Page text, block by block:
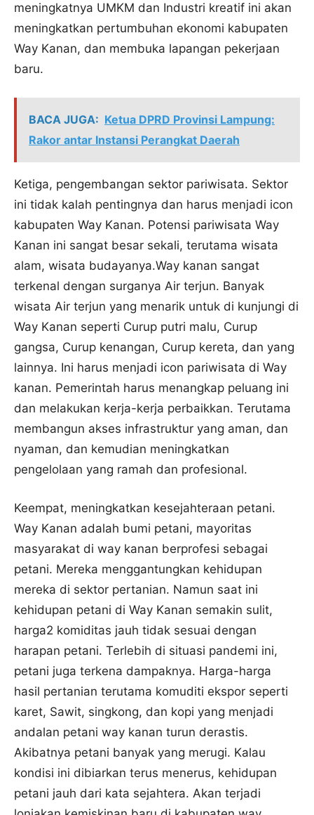
meningkatnya UMKM dan Industri kreatif ini akan
meningkatkan pertumbuhan ekonomi kabupaten
Way Kanan, dan membuka lapangan pekerjaan
baru.
BACA JUGA: Ketua DPRD Provinsi Lampung:
Rakor antar Instansi Perangkat Daerah
Ketiga, pengembangan sektor pariwisata. Sektor
ini tidak kalah pentingnya dan harus menjadi icon
kabupaten Way Kanan. Potensi pariwisata Way
Kanan ini sangat besar sekali, terutama wisata
alam, wisata budayanya.Way kanan sangat
terkenal dengan surganya Air terjun. Banyak
wisata Air terjun yang menarik untuk di kunjungi di
Way Kanan seperti Curup putri malu, Curup
gangsa, Curup kenangan, Curup kereta, dan yang
lainnya. Ini harus menjadi icon pariwisata di Way
kanan. Pemerintah harus menangkap peluang ini
dan melakukan kerja-kerja perbaikkan. Terutama
membangun akses infrastruktur yang aman, dan
nyaman, dan kemudian meningkatkan
pengelolaan yang ramah dan profesional.
Keempat, meningkatkan kesejahteraan petani.
Way Kanan adalah bumi petani, mayoritas
masyarakat di way kanan berprofesi sebagai
petani. Mereka menggantungkan kehidupan
mereka di sektor pertanian. Namun saat ini
kehidupan petani di Way Kanan semakin sulit,
harga2 komiditas jauh tidak sesuai dengan
harapan petani. Terlebih di situasi pandemi ini,
petani juga terkena dampaknya. Harga-harga
hasil pertanian terutama komuditi ekspor seperti
karet, Sawit, singkong, dan kopi yang menjadi
andalan petani way kanan turun derastis.
Akibatnya petani banyak yang merugi. Kalau
kondisi ini dibiarkan terus menerus, kehidupan
petani jauh dari kata sejahtera. Akan terjadi